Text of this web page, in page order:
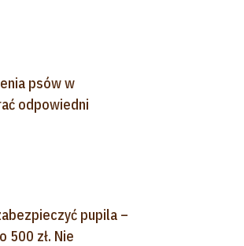
psów w
odpowiedni
pupila –
500 zł. Nie